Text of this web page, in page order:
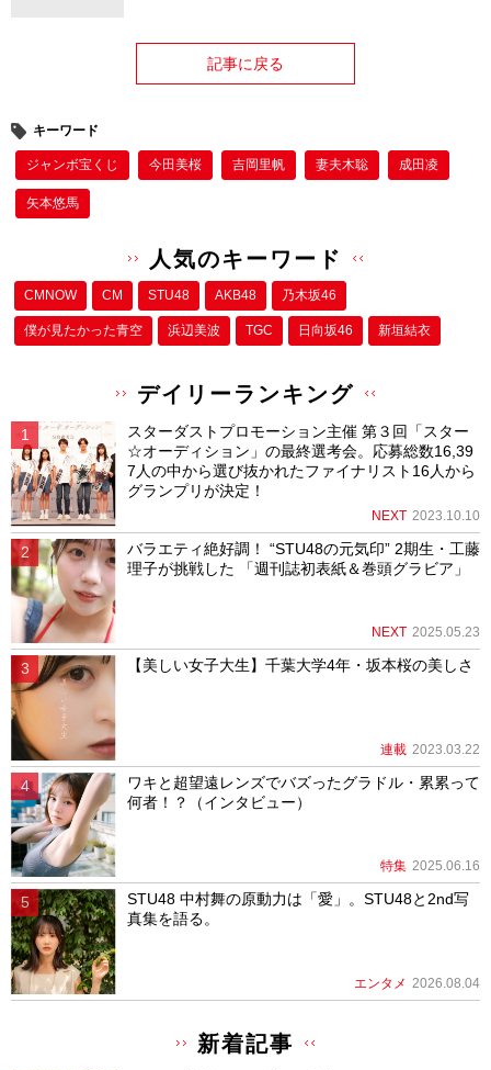
記事に戻る
キーワード
ジャンボ宝くじ 今田美桜 吉岡里帆 妻夫木聡 成田凌
矢本悠馬
人気のキーワード
CMNOW CM STU48 AKB48 乃木坂46
僕が⾒たかった⻘空 浜辺美波 TGC 日向坂46 新垣結衣
デイリーランキング
スターダストプロモーション主催 第３回「スター
☆オーディション」の最終選考会。応募総数16,39
7人の中から選び抜かれたファイナリスト16人から
グランプリが決定！
NEXT 2023.10.10
バラエティ絶好調！ “STU48の元気印” 2期生・工藤
理子が挑戦した 「週刊誌初表紙＆巻頭グラビア」
NEXT 2025.05.23
【美しい女子大生】千葉大学4年・坂本桜の美しさ
連載 2023.03.22
ワキと超望遠レンズでバズったグラドル・累累って
何者！？（インタビュー）
特集 2025.06.16
STU48 中村舞の原動力は「愛」。STU48と2nd写
真集を語る。
エンタメ 2026.08.04
新着記事